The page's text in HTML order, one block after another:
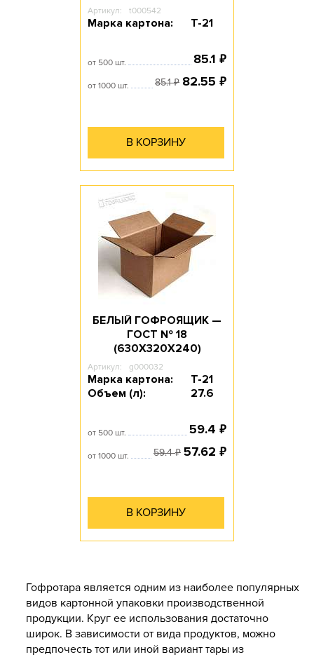
Артикул: t000542
Марка картона: Т-21
от 500 шт. 85.1 ₽
от 1000 шт. 85.1₽ 82.55 ₽
В КОРЗИНУ
БЕЛЫЙ ГОФРОЯЩИК —
ГОСТ № 18
(630Х320Х240)
Артикул: g000032
Марка картона:
Т-21
Объем (л):
27.6
от 500 шт. 59.4 ₽
от 1000 шт. 59.4₽ 57.62 ₽
В КОРЗИНУ
Гофротара является одним из наиболее популярных
видов картонной упаковки производственной
продукции. Круг ее использования достаточно
широк. В зависимости от вида продуктов, можно
предпочесть тот или иной вариант тары из